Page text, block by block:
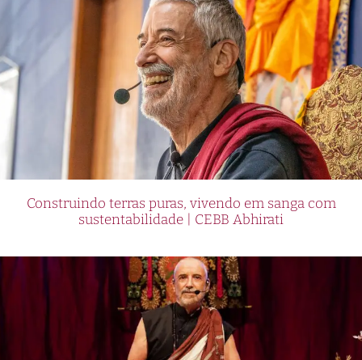
Construindo terras puras, vivendo em sanga com
sustentabilidade | CEBB Abhirati